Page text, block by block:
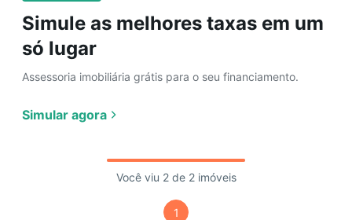
Simule as melhores taxas em um
só lugar
Assessoria imobiliária grátis para o seu financiamento.
Simular agora
Você viu 2 de 2 imóveis
1